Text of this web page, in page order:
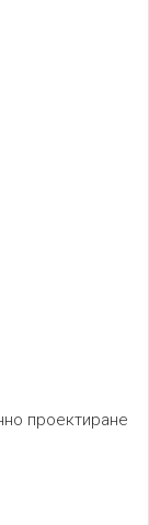
проектиране